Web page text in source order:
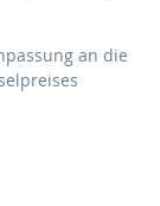
an die